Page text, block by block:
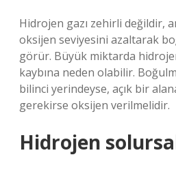
Hidrojen gazı zehirli değildir,
oksijen seviyesini azaltarak
görür. Büyük miktarda
kaybına neden olabilir.
bilinci yerindeyse, açık bir
gerekirse oksijen verilmelidir.
Hidrojen